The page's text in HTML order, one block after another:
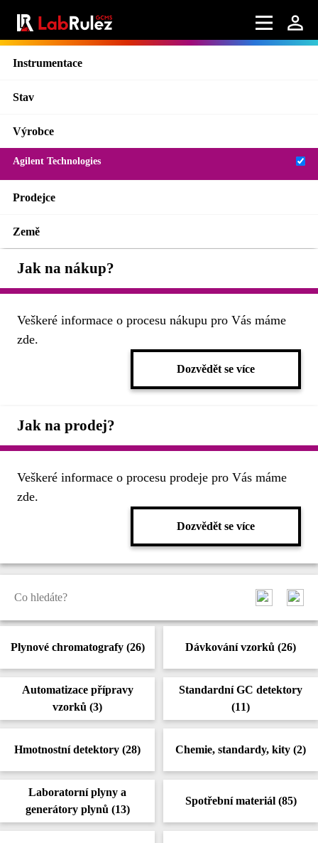
Instrumentace
Stav
Výrobce
Agilent Technologies
Prodejce
Země
Jak na nákup?
Veškeré informace o procesu nákupu pro Vás máme
zde.
Dozvědět se více
Jak na prodej?
Veškeré informace o procesu prodeje pro Vás máme
zde.
Dozvědět se více
Plynové chromatografy(26) Dávkování vzorků (26)
Automatizace přípravy
vzorků (3)
Standardní GC detektory
(11)
Hmotnostní detektory (28) Chemie, standardy, kity (2)
Laboratorní plyny a
generátory plynů (13)
Spotřební materiál(85)